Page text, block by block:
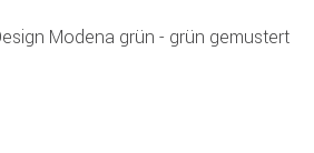
Modena grün - grün gemustert